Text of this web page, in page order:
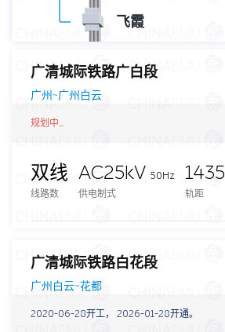
飞霞
广清城际铁路广白段
广州~广州白云
规划中...
双线
线路数
AC25kV 50Hz
供电制式
1435
轨距
广清城际铁路白花段
广州白云~花都
2020-06-28开工， 2026-01-28开通。